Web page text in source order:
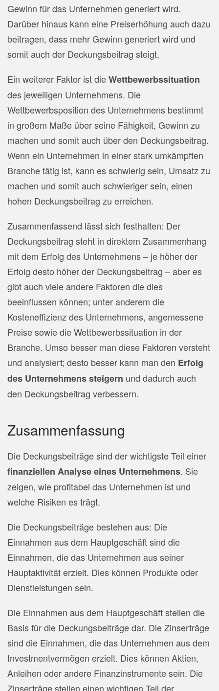
Gewinn für das Unternehmen generiert wird.
Darüber hinaus kann eine Preiserhöhung auch dazu
beitragen, dass mehr Gewinn generiert wird und
somit auch der Deckungsbeitrag steigt.
Ein weiterer Faktor ist dieWettbewerbssituation
des jeweiligen Unternehmens. Die
Wettbewerbsposition des Unternehmens bestimmt
in großem Maße über seine Fähigkeit, Gewinn zu
machen und somit auch über den Deckungsbeitrag.
Wenn ein Unternehmen in einer stark umkämpften
Branche tätig ist, kann es schwierig sein, Umsatz zu
machen und somit auch schwieriger sein, einen
hohen Deckungsbeitrag zu erreichen.
Zusammenfassend lässt sich festhalten: Der
Deckungsbeitrag steht in direktem Zusammenhang
mit dem Erfolg des Unternehmens – je höher der
Erfolg desto höher der Deckungsbeitrag – aber es
gibt auch viele andere Faktoren die dies
beeinflussen können; unter anderem die
Kosteneffizienz des Unternehmens, angemessene
Preise sowie die Wettbewerbssituation in der
Branche. Umso besser man diese Faktoren versteht
und analysiert; desto besser kann man den Erfolg
des Unternehmens steigern und dadurch auch
den Deckungsbeitrag verbessern.
Zusammenfassung
Die Deckungsbeiträge sind der wichtigste Teil einer
finanziellen Analyse eines Unternehmens. Sie
zeigen, wie profitabel das Unternehmen ist und
welche Risiken es trägt.
Die Deckungsbeiträge bestehen aus: Die
Einnahmen aus dem Hauptgeschäft sind die
Einnahmen, die das Unternehmen aus seiner
Hauptaktivität erzielt. Dies können Produkte oder
Dienstleistungen sein.
Die Einnahmen aus dem Hauptgeschäft stellen die
Basis für die Deckungsbeiträge dar. Die Zinserträge
sind die Einnahmen, die das Unternehmen aus dem
Investmentvermögen erzielt. Dies können Aktien,
Anleihen oder andere Finanzinstrumente sein. Die
Zinserträge stellen einen wichtigen Teil der